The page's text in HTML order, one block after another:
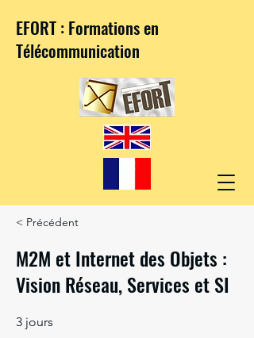
EFORT : Formations en
Télécommunication
< Précédent
M2M et Internet des Objets :
Vision Réseau, Services et SI
3 jours